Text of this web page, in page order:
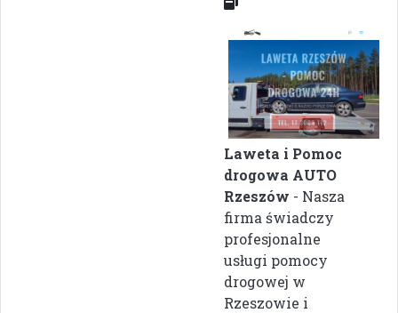
Laweta i Pomoc
drogowa AUTO
Rzeszów - Nasza
firma świadczy
profesjonalne
usługi pomocy
drogowej w
Rzeszowie i